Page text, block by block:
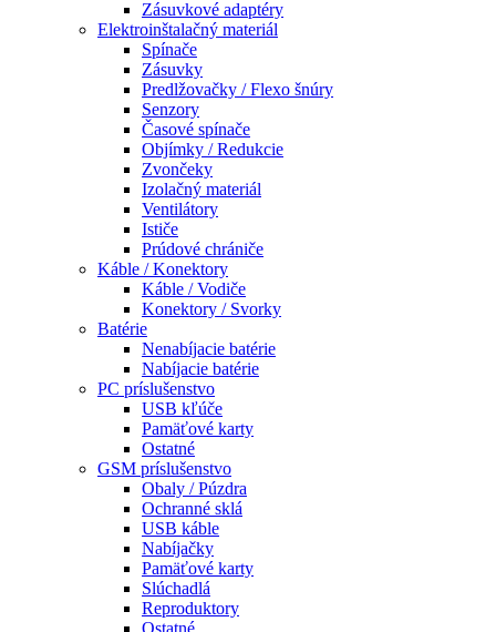
Zásuvkové adaptéry
Elektroinštalačný materiál
Spínače
Zásuvky
Predlžovačky / Flexo šnúry
Senzory
Časové spínače
Objímky / Redukcie
Zvončeky
Izolačný materiál
Ventilátory
Ističe
Prúdové chrániče
Káble / Konektory
Káble / Vodiče
Konektory / Svorky
Batérie
Nenabíjacie batérie
Nabíjacie batérie
PC príslušenstvo
USB kľúče
Pamäťové karty
Ostatné
GSM príslušenstvo
Obaly / Púzdra
Ochranné sklá
USB káble
Nabíjačky
Pamäťové karty
Slúchadlá
Reproduktory
Ostatné